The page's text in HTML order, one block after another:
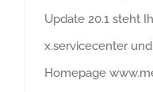
Update 20.1 steht
x.servicecenter
Homepage